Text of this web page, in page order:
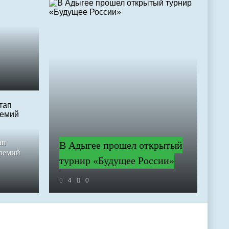
В Адыгее прошел открытый
турнир «Будущее России»
4 0